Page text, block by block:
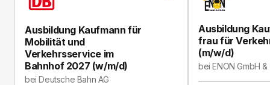
Ausbildung Kaufmann für
Mobilität und
Verkehrsservice im
Bahnhof 2027 (w/m/d)
beiDeutsche Bahn AG
Ausbildung
frau für
(m/w/d)
beiENON GmbH &